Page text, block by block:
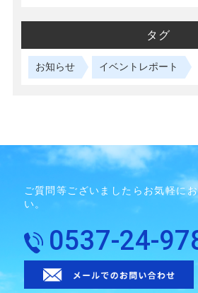
タグ
お知らせ イベントレポート
ご質問等ございましたらお気軽に
い。
0537-24-